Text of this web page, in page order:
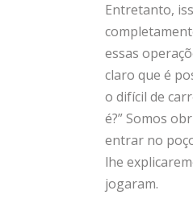
Entretanto,
essas
claro que é
o difícil de
é?” Somos
entrar no
lhe
jogaram.